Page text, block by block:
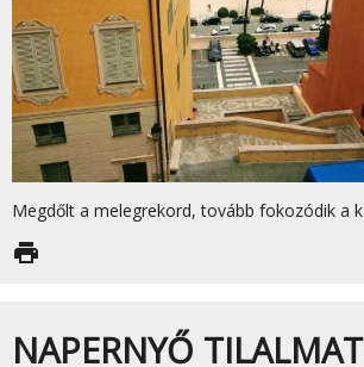
Megdőlt a melegrekord, tovább fokozódik a
print
NAPERNYŐ TILALMAT